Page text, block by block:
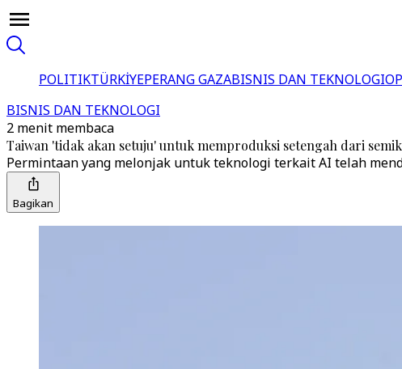
POLITIKTÜRKİYEPERANG GAZABISNIS DAN TEKNOLOGI
BISNIS DAN TEKNOLOGI
2 menit membaca
Taiwan 'tidak akan setuju' untuk memproduksi setengah dari
Permintaan yang melonjak untuk teknologi terkait AI telah
Bagikan